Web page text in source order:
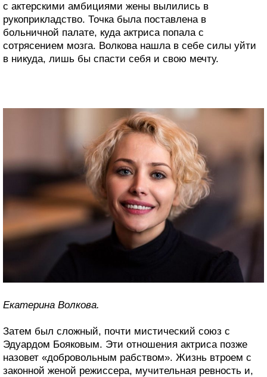
с актерскими амбициями жены вылились в
рукоприкладство. Точка была поставлена в
больничной палате, куда актриса попала с
сотрясением мозга. Волкова нашла в себе силы уйти
в никуда, лишь бы спасти себя и свою мечту.
Екатерина Волкова.
Затем был сложный, почти мистический союз с
Эдуардом Бояковым. Эти отношения актриса позже
назовет «добровольным рабством». Жизнь втроем с
законной женой режиссера, мучительная ревность и,